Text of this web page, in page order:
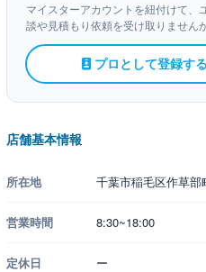
マイスターアカウントを紐付けて、
談や見積もり依頼を受け取りません
プロとして登録する
店舗基本情報
所在地 千葉市稲毛区作草部
営業時間 8:30~18:00
定休日 ー